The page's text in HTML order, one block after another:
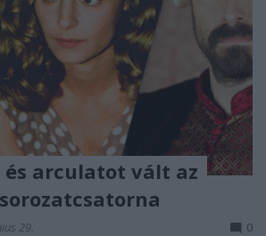
és arculatot vált az
29. 0